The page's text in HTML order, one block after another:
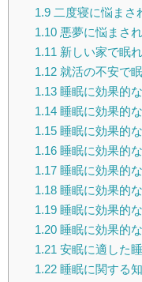
1.9二度寝に悩まさ
1.10悪夢に悩まさ
1.11 新しい家で眠
1.12就活の不安で
1.13睡眠に効果的
1.14睡眠に効果的
1.15睡眠に効果的
1.16睡眠に効果的
1.17睡眠に効果的
1.18睡眠に効果的
1.19睡眠に効果的
1.20睡眠に効果的
1.21 安眠に適した
1.22睡眠に関する